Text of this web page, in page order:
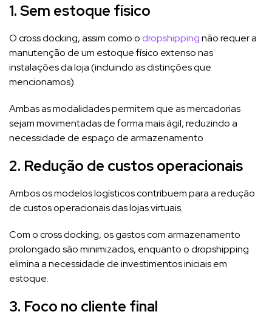
1. Sem estoque físico
O cross docking, assim como o dropshippingnão requer a
manutenção de um estoque físico extenso nas
instalações da loja (incluindo as distinções que
mencionamos).
Ambas as modalidades permitem que as mercadorias
sejam movimentadas de forma mais ágil, reduzindo a
necessidade de espaço de armazenamento
2. Redução de custos operacionais
Ambos os modelos logísticos contribuem para a redução
de custos operacionais das lojas virtuais.
Com o cross docking, os gastos com armazenamento
prolongado são minimizados, enquanto o dropshipping
elimina a necessidade de investimentos iniciais em
estoque.
3. Foco no cliente final